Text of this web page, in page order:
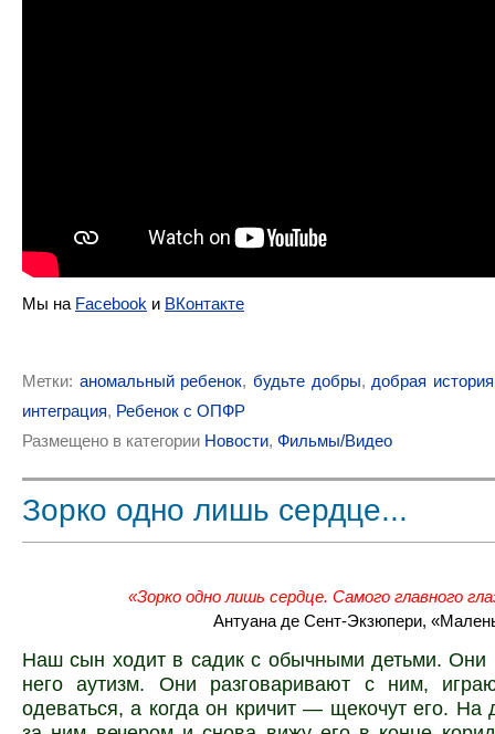
Мы на Facebook и ВКонтакте
Метки: аномальный ребенок, будьте добры, добрая история
интеграция, Ребенок с ОПФР
Размещено в категории Новости, Фильмы/Видео
Зорко одно лишь сердце...
«Зорко одно лишь сердце. Самого главного
Антуана де Сент-Экзюпери,
Наш сын ходит в садик с обычными детьми. Они
него аутизм. Они разговаривают с ним,
одеваться, а когда он кричит — щекочут его. На